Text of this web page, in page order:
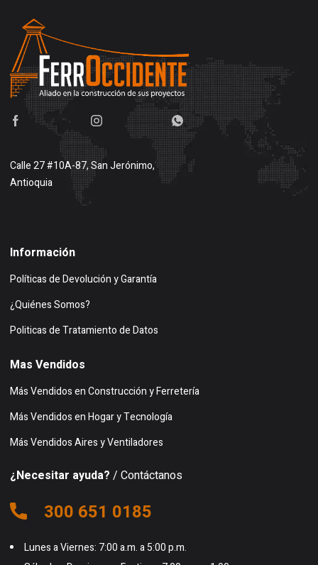
Calle 27 #10A-87, San Jerónimo,
Antioquia
Información
Políticas de Devolución y Garantía
¿Quiénes Somos?
Politicas de Tratamiento de Datos
Mas Vendidos
Más Vendidos en Construcción y Ferretería
Más Vendidos en Hogar y Tecnología
Más Vendidos Aires y Ventiladores
¿Necesitar ayuda? / Contáctanos
300 651 0185
Lunes a Viernes: 7:00 a.m. a 5:00 p.m.